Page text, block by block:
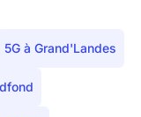
5G à Grand'Landes